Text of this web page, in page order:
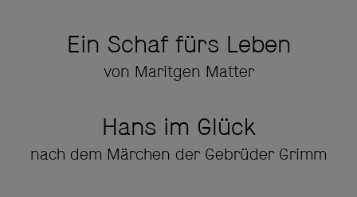
Ein Schaf fürs Leben
von Maritgen Matter
Hans im Glück
nach dem Märchen der Gebrüder Grimm